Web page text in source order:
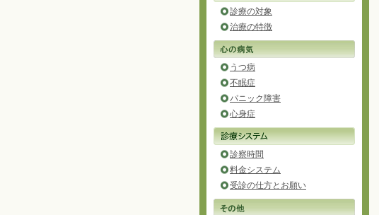
診療の対象
治療の特徴
うつ病
不眠症
パニック障害
心身症
診察時間
料金システム
受診の仕方とお願い